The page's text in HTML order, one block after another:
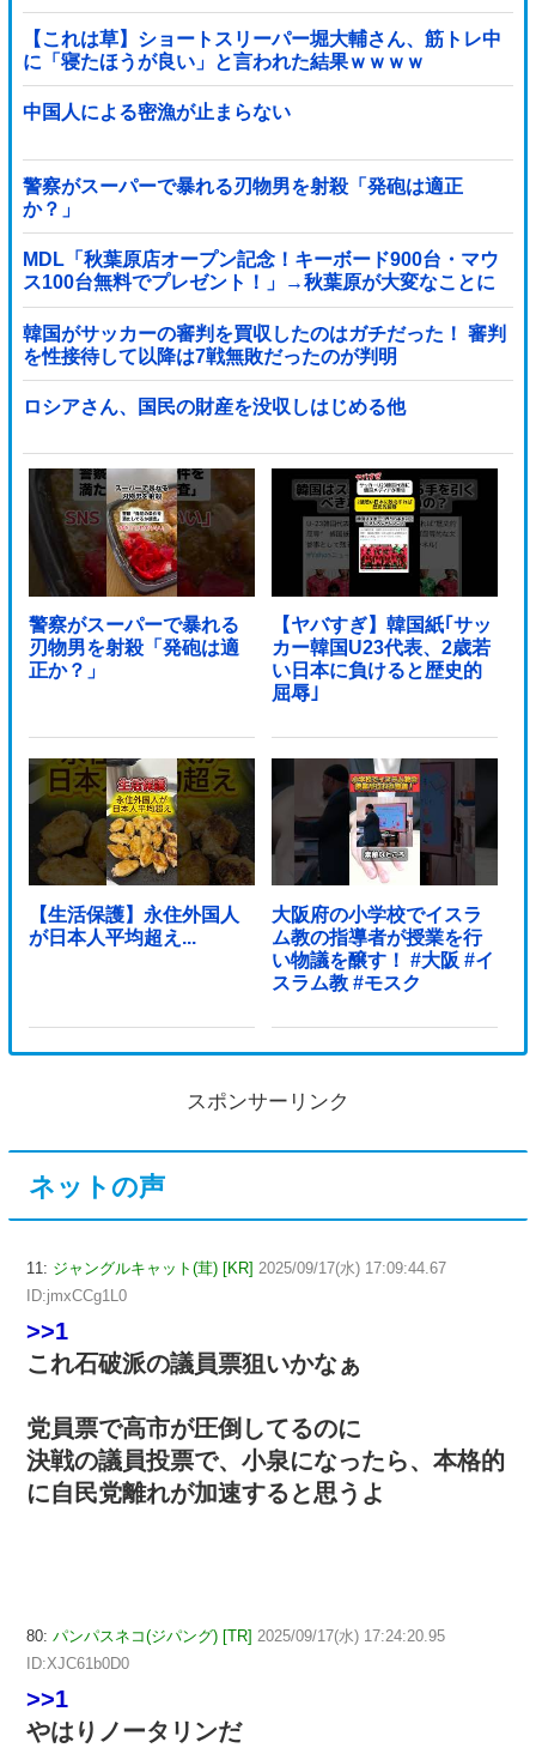
【これは草】ショートスリーパー堀大輔さん、筋トレ中
に「寝たほうが良い」と言われた結果ｗｗｗｗ
中国人による密漁が止まらない
警察がスーパーで暴れる刃物男を射殺「発砲は適正
か？」
MDL「秋葉原店オープン記念！キーボード900台・マウ
ス100台無料でプレゼント！」→秋葉原が大変なことに
なってしまう
韓国がサッカーの審判を買収したのはガチだった！ 審判
を性接待して以降は7戦無敗だったのが判明
ロシアさん、国民の財産を没収しはじめる他
警察がスーパーで暴れる
刃物男を射殺「発砲は適
正か？」
【ヤバすぎ】韓国紙｢サッ
カー韓国U23代表、2歳若
い日本に負けると歴史的
屈辱｣
【生活保護】永住外国人
が日本人平均超え...
大阪府の小学校でイスラ
ム教の指導者が授業を行
い物議を醸す！ #大阪 #イ
スラム教 #モスク
スポンサーリンク
ネットの声
11: ジャングルキャット(茸) [KR] 2025/09/17(水) 17:09:44.67
ID:jmxCCg1L0
>>1
これ石破派の議員票狙いかなぁ
党員票で高市が圧倒してるのに
決戦の議員投票で、小泉になったら、本格的
に自民党離れが加速すると思うよ
80: パンパスネコ(ジパング) [TR] 2025/09/17(水) 17:24:20.95
ID:XJC61b0D0
>>1
やはりノータリンだ